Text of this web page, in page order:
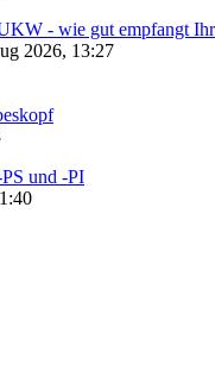
- wie gut empfangt
2026, 13:27
und -PI